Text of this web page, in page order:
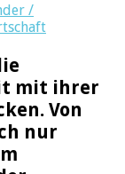
/
mit ihrer
Von
nur